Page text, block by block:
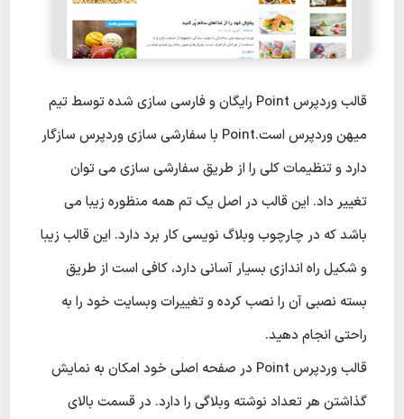
قالب وردپرس Point رایگان و فارسی سازی شده توسط تیم
میهن وردپرس است.Point با سفارشی سازی وردپرس سازگار
دارد و تنظیمات کلی را از طریق سفارشی سازی می توان
تغییر داد. این قالب در اصل یک تم همه منظوره زیبا می
باشد که در چارچوب وبلاگ نویسی کار برد دارد. این قالب زیبا
و شکیل راه اندازی بسیار آسانی دارد، کافی است از طریق
بسته نصبی آن را نصب کرده و تغییرات وبسایت خود را به
راحتی انجام دهید.
قالب وردپرس Point در صفحه اصلی خود امکان به نمایش
گذاشتن هر تعداد نوشته وبلاگی را دارد. در قسمت بالای